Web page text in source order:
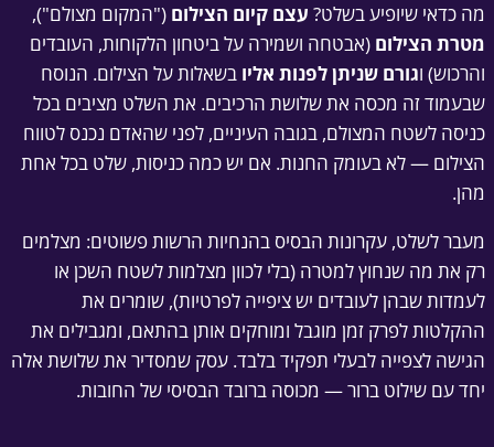
מה כדאי שיופיע בשלט? עצם קיום הצילום ("המקום מצולם"),
מטרת הצילום (אבטחה ושמירה על ביטחון הלקוחות, העובדים
והרכוש) וגורם שניתן לפנות אליו בשאלות על הצילום. הנוסח
שבעמוד זה מכסה את שלושת הרכיבים. את השלט מציבים בכל
כניסה לשטח המצולם, בגובה העיניים, לפני שהאדם נכנס לטווח
הצילום — לא בעומק החנות. אם יש כמה כניסות, שלט בכל אחת
מהן.
מעבר לשלט, עקרונות הבסיס בהנחיות הרשות פשוטים: מצלמים
רק את מה שנחוץ למטרה (בלי לכוון מצלמות לשטח השכן או
לעמדות שבהן לעובדים יש ציפייה לפרטיות), שומרים את
ההקלטות לפרק זמן מוגבל ומוחקים אותן בהתאם, ומגבילים את
הגישה לצפייה לבעלי תפקיד בלבד. עסק שמסדיר את שלושת אלה
יחד עם שילוט ברור — מכוסה ברובד הבסיסי של החובות.